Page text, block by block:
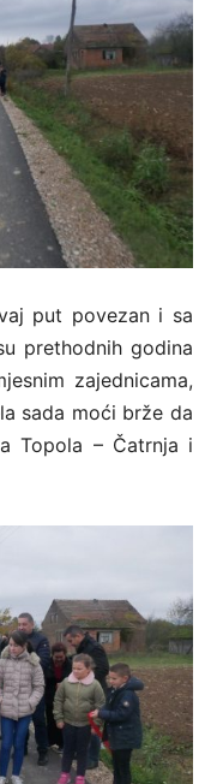
put povezan i sa
prethodnih godina
zajednicama,
sada moći brže da
Topola – Čatrnja i